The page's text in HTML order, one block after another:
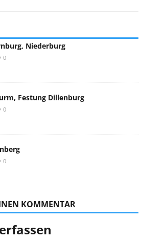
Niederburg
0
Festung Dillenburg
0
0
KOMMENTAR